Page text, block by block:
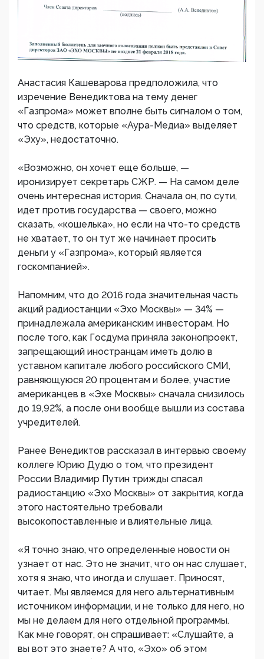
Анастасия Кашеварова предположила, что
изречение Венедиктова на тему денег
«Газпрома» может вполне быть сигналом о том,
что средств, которые «Аура-Медиа» выделяет
«Эху», недостаточно.
«Возможно, он хочет еще больше, —
иронизирует секретарь СЖР. — На самом деле
очень интересная история. Сначала он, по сути,
идет против государства — своего, можно
сказать, «кошелька», но если на что-то средств
не хватает, то он тут же начинает просить
деньги у «Газпрома», который является
госкомпанией».
Напомним, что до 2016 года значительная часть
акций радиостанции «Эхо Москвы» — 34% —
принадлежала американским инвесторам. Но
после того, как Госдума приняла законопроект,
запрещающий иностранцам иметь долю в
уставном капитале любого российского СМИ,
равняющуюся 20 процентам и более, участие
американцев в «Эхе Москвы» сначала снизилось
до 19,92%, а после они вообще вышли из состава
учредителей.
Ранее Венедиктов рассказал в интервью своему
коллеге Юрию Дудю о том, что президент
России Владимир Путин трижды спасал
радиостанцию «Эхо Москвы» от закрытия, когда
этого настоятельно требовали
высокопоставленные и влиятельные лица.
«Я точно знаю, что определенные новости он
узнает от нас. Это не значит, что он нас слушает,
хотя я знаю, что иногда и слушает. Приносят,
читает. Мы являемся для него альтернативным
источником информации, и не только для него, но
мы не делаем для него отдельной программы.
Как мне говорят, он спрашивает: «Слушайте, а
вы вот это знаете? А что, «Эхо» об этом